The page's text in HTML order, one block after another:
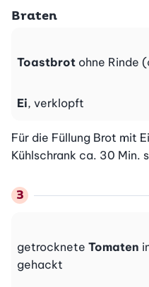
Braten
Toastbrot ohne Rinde
Ei, verklopft
Für die Füllung Brot mit
Kühlschrank ca. 30 Min.
getrocknete Tomaten
gehackt